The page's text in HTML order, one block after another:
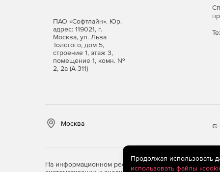
ПАО «Софтлайн». Юр.
адрес: 119021, г.
Москва, ул. Льва
Толстого, дом 5,
строение 1, этаж 3,
помещение 1, комн. №
2, 2а (А-311)
Москва ©
На информационном ресурсе store.softline.ru
Продолжая использовать
использовать файлы